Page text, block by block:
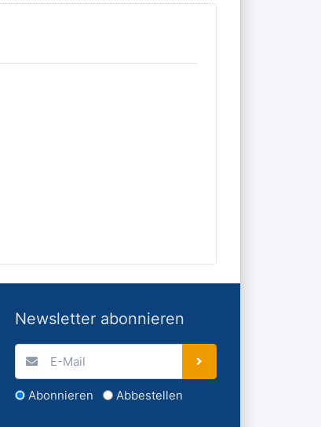
Newsletter abonnieren
Abonnieren Abbestellen